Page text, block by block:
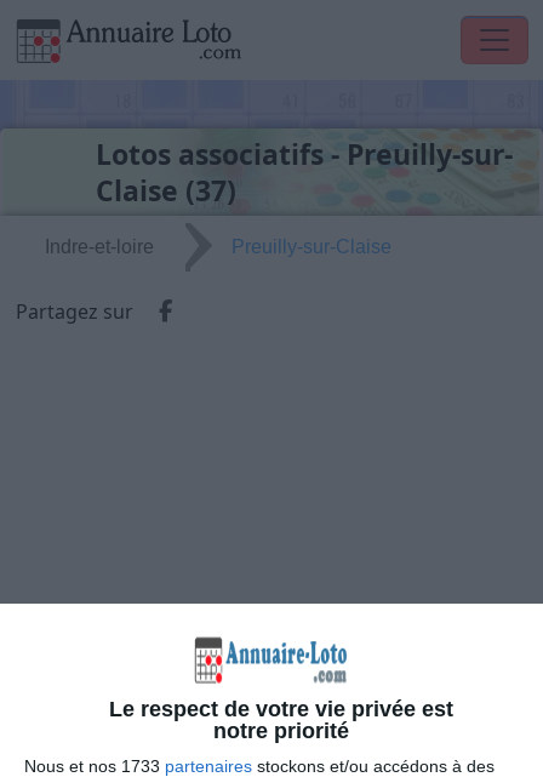
Le respect de votre vie privée est
notre priorité
Nous et nos 1733 partenaires stockons et/ou accédons à des
Lotos associatifs - Preuilly-sur-
Claise (37)
Indre-et-loire Preuilly-sur-Claise
Partagez sur Partager via Facebook
Nous n’avons trouvé aucun loto pour ce mois-ci à
Preuilly-sur-Claise